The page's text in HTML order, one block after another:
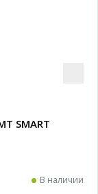
SMART
В наличии